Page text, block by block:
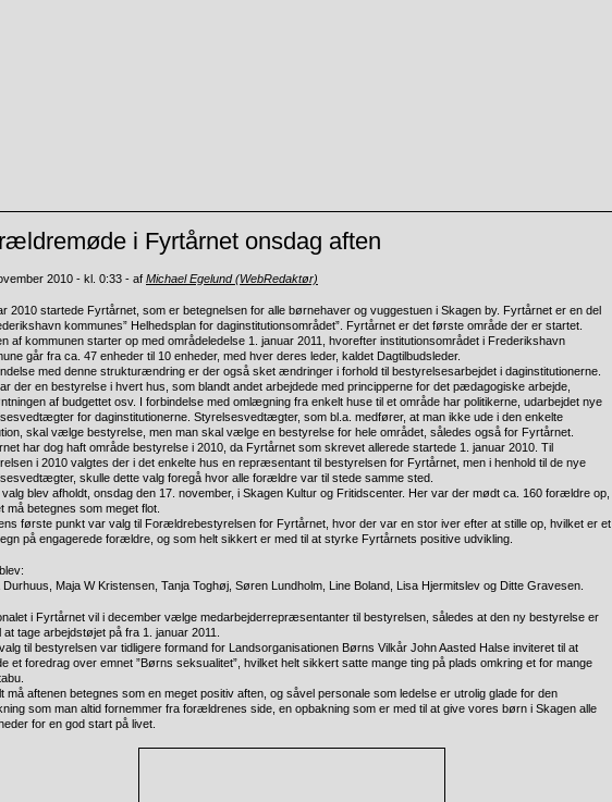
i Fyrtårnet onsdag aften
2010 - kl. 0:33 - af Michael Egelund (WebRedaktør)
2010 startede Fyrtårnet, som er betegnelsen for alle børnehaver og vuggestuen i Skagen by. Fyrtårnet er en del
kommunes” Helhedsplan for daginstitutionsområdet”. Fyrtårnet er det første område der er startet.
af kommunen starter op med områdeledelse 1. januar 2011, hvorefter institutionsområdet i Frederikshavn
går fra ca. 47 enheder til 10 enheder, med hver deres leder, kaldet Dagtilbudsleder.
med denne strukturændring er der også sket ændringer i forhold til bestyrelsesarbejdet i daginstitutionerne.
der en bestyrelse i hvert hus, som blandt andet arbejdede med principperne for det pædagogiske arbejde,
af budgettet osv. I forbindelse med omlægning fra enkelt huse til et område har politikerne, udarbejdet nye
for daginstitutionerne. Styrelsesvedtægter, som bl.a. medfører, at man ikke ude i den enkelte
skal vælge bestyrelse, men man skal vælge en bestyrelse for hele området, således også for Fyrtårnet.
har dog haft område bestyrelse i 2010, da Fyrtårnet som skrevet allerede startede 1. januar 2010. Til
i 2010 valgtes der i det enkelte hus en repræsentant til bestyrelsen for Fyrtårnet, men i henhold til de nye
skulle dette valg foregå hvor alle forældre var til stede samme sted.
valg blev afholdt, onsdag den 17. november, i Skagen Kultur og Fritidscenter. Her var der mødt ca. 160 forældre op,
må betegnes som meget flot.
første punkt var valg til Forældrebestyrelsen for Fyrtårnet, hvor der var en stor iver efter at stille op, hvilket er et
på engagerede forældre, og som helt sikkert er med til at styrke Fyrtårnets positive udvikling.
Durhuus, Maja W Kristensen, Tanja Toghøj, Søren Lundholm, Line Boland, Lisa Hjermitslev og Ditte Gravesen.
i Fyrtårnet vil i december vælge medarbejderrepræsentanter til bestyrelsen, således at den ny bestyrelse er
at tage arbejdstøjet på fra 1. januar 2011.
til bestyrelsen var tidligere formand for Landsorganisationen Børns Vilkår John Aasted Halse inviteret til at
et foredrag over emnet ”Børns seksualitet”, hvilket helt sikkert satte mange ting på plads omkring et for mange
må aftenen betegnes som en meget positiv aften, og såvel personale som ledelse er utrolig glade for den
som man altid fornemmer fra forældrenes side, en opbakning som er med til at give vores børn i Skagen alle
for en god start på livet.